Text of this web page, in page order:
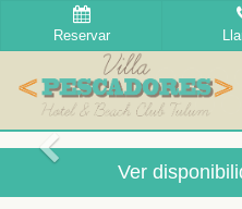
Reservar
Ver